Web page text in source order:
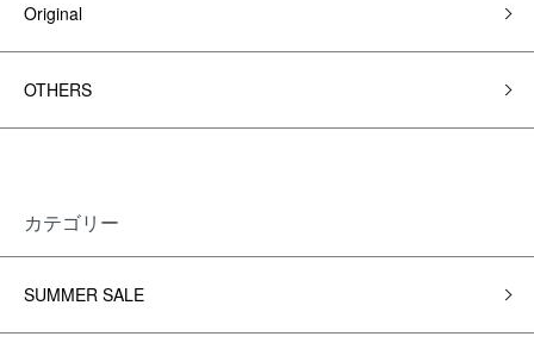
Original
OTHERS
カテゴリー
SUMMER SALE